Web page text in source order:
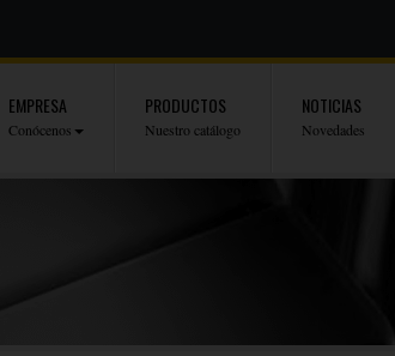
EMPRESA
Conócenos
PRODUCTOS
Nuestro catálogo
NOTICIAS
Novedades